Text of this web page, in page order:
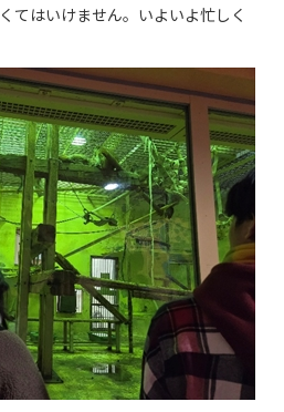
てはいけません。いよいよ忙しく